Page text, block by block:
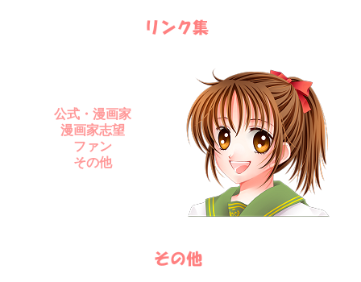
公式・漫画家
漫画家志望
ファン
その他